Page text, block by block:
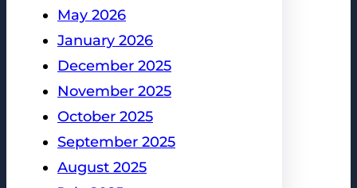
May 2026
January 2026
December 2025
November 2025
October 2025
September 2025
August 2025